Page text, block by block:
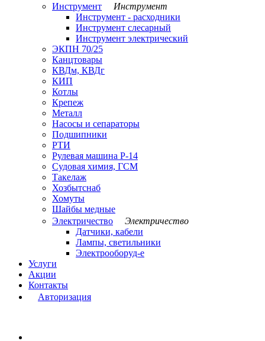
Инструмент
Инструмент
Инструмент - расходники
Инструмент слесарный
Инструмент электрический
ЭКПН 70/25
Канцтовары
КВДм, КВДг
КИП
Котлы
Крепеж
Металл
Насосы и сепараторы
Подшипники
РТИ
Рулевая машина Р-14
Судовая химия, ГСМ
Такелаж
Хозбытснаб
Хомуты
Шайбы медные
Электричество
Электричество
Датчики, кабели
Лампы, светильники
Электрооборуд-е
Услуги
Акции
Контакты
Авторизация